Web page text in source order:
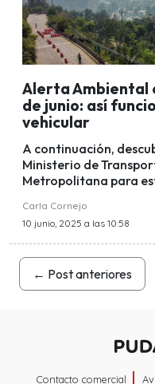
Alerta Ambiental
de junio: así
vehicular
A continuación,
Ministerio de
Metropolitana para
Carla Cornejo
10 junio, 2025 a las 10:58
← Post anteriores
Contacto comercial